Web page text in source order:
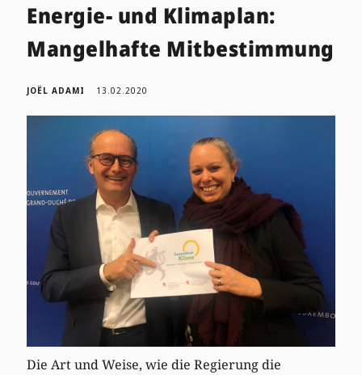
Energie- und Klimaplan:
Mangelhafte Mitbestimmung
JOËL ADAMI 13.02.2020
Die Art und Weise, wie die Regierung die